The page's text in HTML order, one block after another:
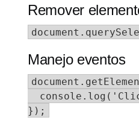
Remover
Manejo eventos
});